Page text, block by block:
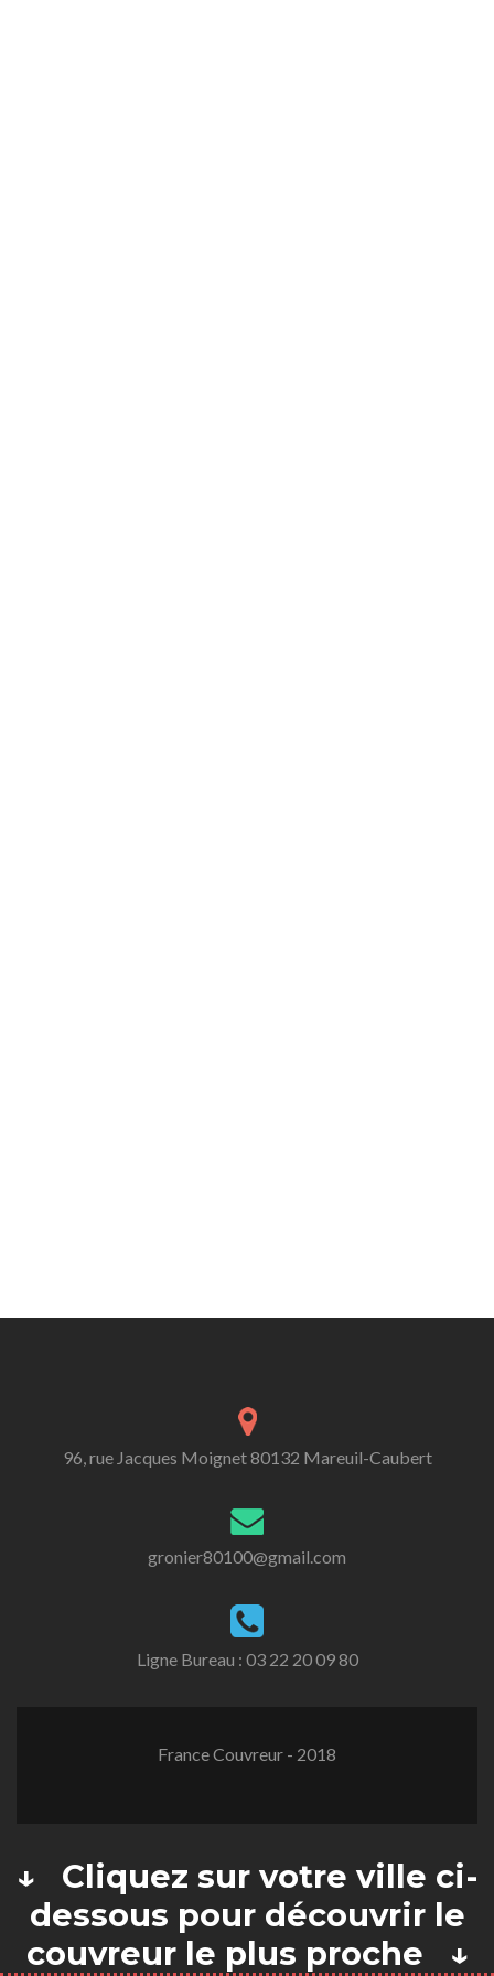
96, rue Jacques Moignet 80132 Mareuil-Caubert
gronier80100@gmail.com
Ligne Bureau : 03 22 20 09 80
France Couvreur - 2018
↓ Cliquez sur votre ville ci-
dessous pour découvrir le
couvreur le plus proche ↓